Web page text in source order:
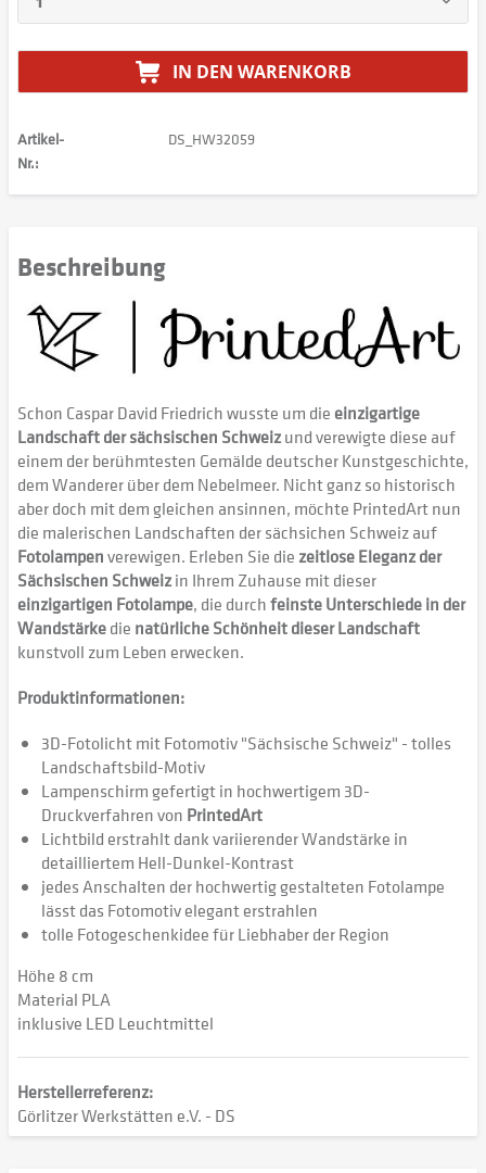
IN DEN WARENKORB
Artikel-
Nr.:
DS_HW32059
Beschreibung
Schon Caspar David Friedrich wusste um die einzigartige
Landschaft der sächsischen Schweizund verewigte diese auf
einem der berühmtesten Gemälde deutscher Kunstgeschichte,
dem Wanderer über dem Nebelmeer. Nicht ganz so historisch
aber doch mit dem gleichen ansinnen, möchte PrintedArt nun
die malerischen Landschaften der sächsichen Schweiz auf
Fotolampenverewigen. Erleben Sie die zeitlose Eleganz der
Sächsischen Schweizin Ihrem Zuhause mit dieser
einzigartigen Fotolampe, die durchfeinste Unterschiede in der
Wandstärkedie natürliche Schönheit dieser Landschaft
kunstvoll zum Leben erwecken.
Produktinformationen:
3D-Fotolicht mit Fotomotiv "Sächsische Schweiz" - tolles
Landschaftsbild-Motiv
Lampenschirm gefertigt in hochwertigem 3D-
Druckverfahren von PrintedArt
Lichtbild erstrahlt dank variierender Wandstärke in
detailliertem Hell-Dunkel-Kontrast
jedes Anschalten der hochwertig gestalteten Fotolampe
lässt das Fotomotiv elegant erstrahlen
tolle Fotogeschenkidee für Liebhaber der Region
Höhe 8 cm
Material PLA
inklusive LED Leuchtmittel
Herstellerreferenz:
Görlitzer Werkstätten e.V. - DS